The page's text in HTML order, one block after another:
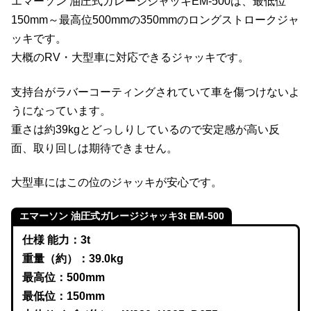
150mm～最高位500mmの350mmのロングストロークジャ
ッキです。
大概のRV・大型車に対応できるジャッキです。
支持台がラバーコーティングされていて車を傷つけないよ
うになっています。
重さは約39kgとどっしりしているので安定感が高い反
面、取り回しは期待できません。
大型車にはこの位のジャッキが安心です。
エマーソン 油圧式ガレージジャッキ3t EM-500
仕様 能力：3t
重量（約）：39.0kg
最高位：500mm
最低位：150mm